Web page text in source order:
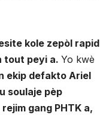
kole zepòl rapid
tout peyi a. Yo kwè
ekip defakto Ariel
soulaje pèp
gang PHTK a,